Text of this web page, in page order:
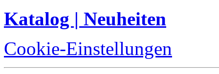
Katalog | Neuheiten
Cookie-Einstellungen